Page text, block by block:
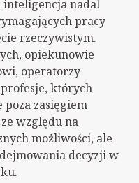
inteligencja nadal
pracy
rzeczywistym.
opiekunowie
operatorzy
których
poza zasięgiem
względu na
możliwości, ale
decyzji w